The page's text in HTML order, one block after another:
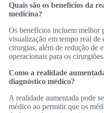
Quais são os benefícios da
medicina?
Os benefícios incluem melhor
visualização em tempo real de
cirurgias, além de redução de
operacionais para os cirurgiões.
Como a realidade
diagnóstico médico?
A realidade aumentada pode
médico ao permitir que os